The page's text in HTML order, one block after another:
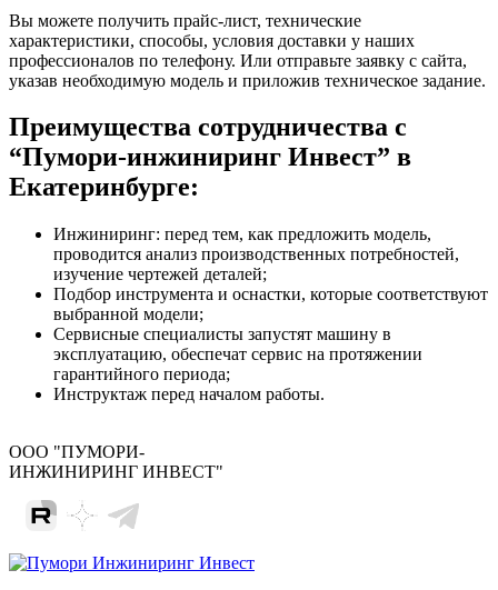
Вы можете получить прайс-лист, технические
характеристики, способы, условия доставки у наших
профессионалов по телефону. Или отправьте заявку с сайта,
указав необходимую модель и приложив техническое задание.
Преимущества сотрудничества с
“Пумори-инжиниринг Инвест” в
Екатеринбурге:
Инжиниринг: перед тем, как предложить модель,
проводится анализ производственных потребностей,
изучение чертежей деталей;
Подбор инструмента и оснастки, которые соответствуют
выбранной модели;
Сервисные специалисты запустят машину в
эксплуатацию, обеспечат сервис на протяжении
гарантийного периода;
Инструктаж перед началом работы.
ООО "ПУМОРИ-
ИНЖИНИРИНГ ИНВЕСТ"